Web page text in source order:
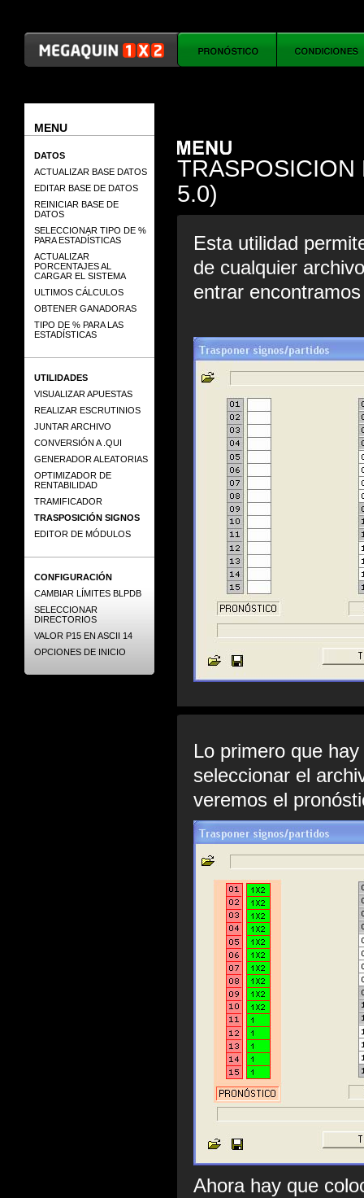
MENU
DATOS
ACTUALIZAR BASE DATOS
EDITAR BASE DE DATOS
REINICIAR BASE DE
DATOS
SELECCIONAR TIPO DE %
PARA ESTADÍSTICAS
ACTUALIZAR
PORCENTAJES AL
CARGAR EL SISTEMA
ULTIMOS CÁLCULOS
OBTENER GANADORAS
TIPO DE % PARA LAS
ESTADÍSTICAS
UTILIDADES
VISUALIZAR APUESTAS
REALIZAR ESCRUTINIOS
JUNTAR ARCHIVO
CONVERSIÓN A .QUI
GENERADOR ALEATORIAS
OPTIMIZADOR DE
RENTABILIDAD
TRAMIFICADOR
TRASPOSICIÓN SIGNOS
EDITOR DE MÓDULOS
CONFIGURACIÓN
CAMBIAR LÍMITES BLPDB
SELECCIONAR
DIRECTORIOS
VALOR P15 EN ASCII 14
OPCIONES DE INICIO
TRASPOSICION
5.0)
Esta utilidad
de cualquier
entrar
Lo primero que
seleccionar el
veremos el
Ahora hay que